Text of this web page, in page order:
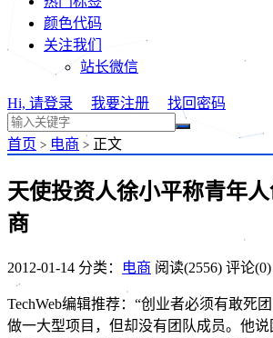
颜色代码
关注我们
站长微信
Hi, 请登录 我要注册 找回密码
首页 > 电商 > 正文
天使投资人徐小平称青年
商
2012-01-14 分类： 电商 阅读(2556) 评论(0)
TechWeb编辑推荐：“创业者必须有敢死
做一大型项目，但却没有团队成员。他